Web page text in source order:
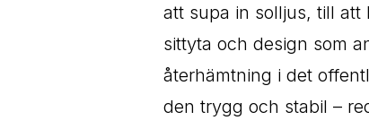
att supa in solljus, till
sittyta och design som
återhämtning i det
den trygg och stabil –